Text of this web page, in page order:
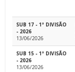
SUB 17 - 1ª DIVISÃO
- 2026
13/06/2026
SUB 15 - 1ª DIVISÃO
- 2026
13/06/2026